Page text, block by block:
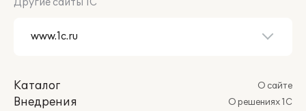
Другие сайты 1С
Каталог
Внедрения
О сайте
О решениях 1С